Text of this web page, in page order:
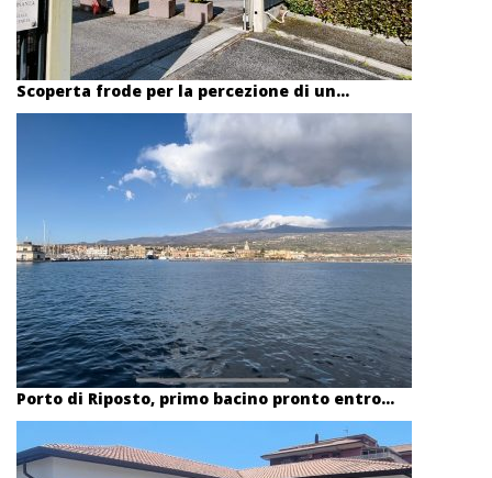
Scoperta frode per la percezione di un...
Porto di Riposto, primo bacino pronto entro...